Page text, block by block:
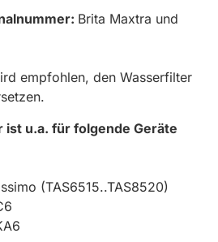
Brita Maxtra und
empfohlen, den Wasserfilter
ist u.a. für folgende Geräte
(TAS6515..TAS8520)